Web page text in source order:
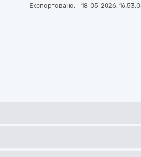
Експортовано: 18-05-2026,